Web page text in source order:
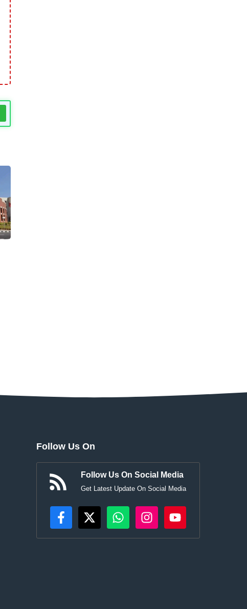
Follow Us On
Follow Us On Social Media
Get Latest Update On Social Media